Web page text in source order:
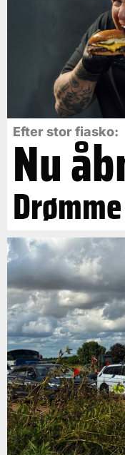
Efter stor fiasko:
Nu